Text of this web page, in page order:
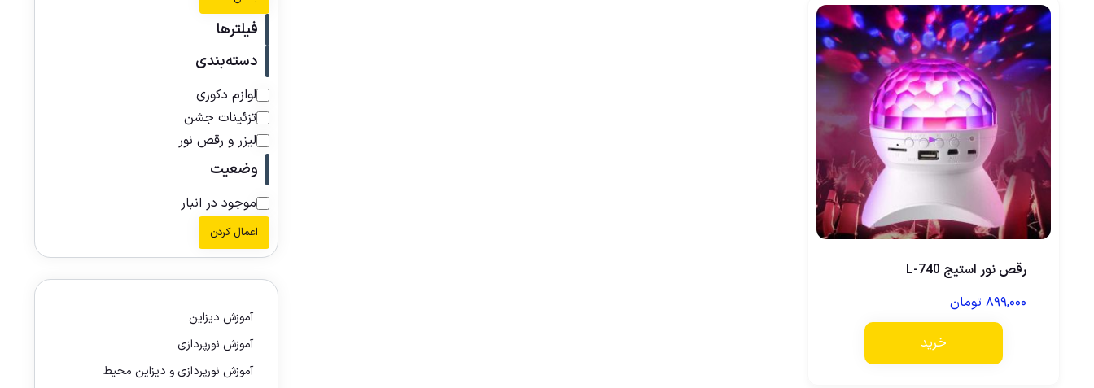
رقص نور استیج L-740
۸۹۹,۰۰۰ تومان
خرید
فیلترها
دسته‌بندی
لوازم دکوری
تزئینات جشن
لیزر و رقص نور
وضعیت
موجود در انبار
اعمال کردن
آموزش دیزاین
آموزش نورپردازی
آموزش نورپردازی و دیزاین محیط